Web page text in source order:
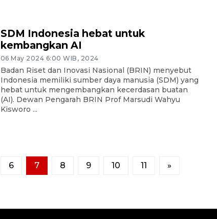
SDM Indonesia hebat untuk
kembangkan AI
06 May 2024 6:00 WIB, 2024
Badan Riset dan Inovasi Nasional (BRIN) menyebut
Indonesia memiliki sumber daya manusia (SDM) yang
hebat untuk mengembangkan kecerdasan buatan
(AI). Dewan Pengarah BRIN Prof Marsudi Wahyu
Kisworo ...
6 7 8 9 10 11 »